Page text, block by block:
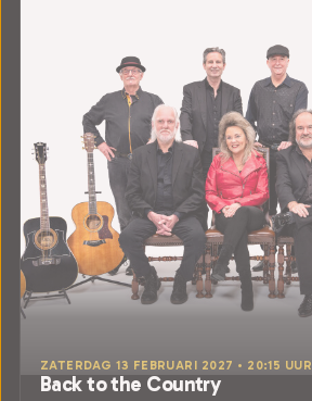
ZATERDAG 13 FEBRUARI 2027 • 20:15 UUR
Back to the Country